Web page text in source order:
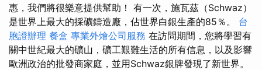
惠，我們將很樂意提供幫助！ 有一次，施瓦茲（Schwaz）
是世界上最大的採礦鑄造廠，佔世界白銀生產的85％。 台
胞證辦理 餐盒 專業外燴公司服務 在訪問期間，您將學習有
關中世紀最大的礦山，礦工艱難生活的所有信息，以及影響
歐洲政治的批發商家庭，並用Schwaz銀牌發現了新世界。